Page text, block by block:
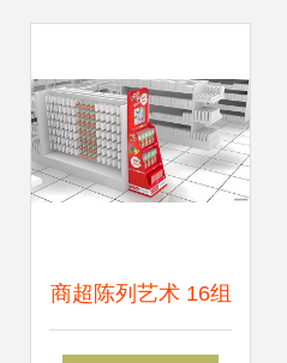
商超陈列艺术 16组